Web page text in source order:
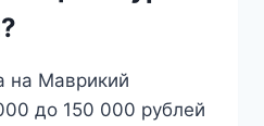
на Маврикий
до 150 000 рублей